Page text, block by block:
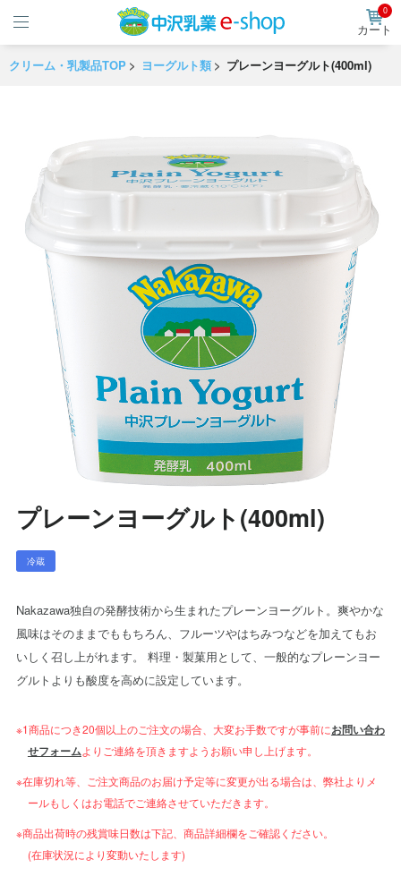
0
カート
クリーム・乳製品TOP ヨーグルト類 プレーンヨーグルト(400ml)
プレーンヨーグルト(400ml)
冷蔵
Nakazawa独自の発酵技術から生まれたプレーンヨーグルト。爽やかな
風味はそのままでももちろん、フルーツやはちみつなどを加えてもお
いしく召し上がれます。 料理・製菓用として、一般的なプレーンヨー
グルトよりも酸度を高めに設定しています。
※1商品につき20個以上のご注文の場合、大変お手数ですが事前にお問い合わ
せフォームよりご連絡を頂きますようお願い申し上げます。
※在庫切れ等、ご注文商品のお届け予定等に変更が出る場合は、弊社よりメ
ールもしくはお電話でご連絡させていただきます。
※商品出荷時の残賞味日数は下記、商品詳細欄をご確認ください。
(在庫状況により変動いたします)